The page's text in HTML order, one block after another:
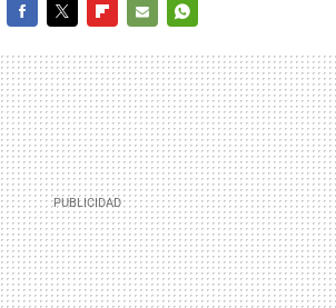
MAIL